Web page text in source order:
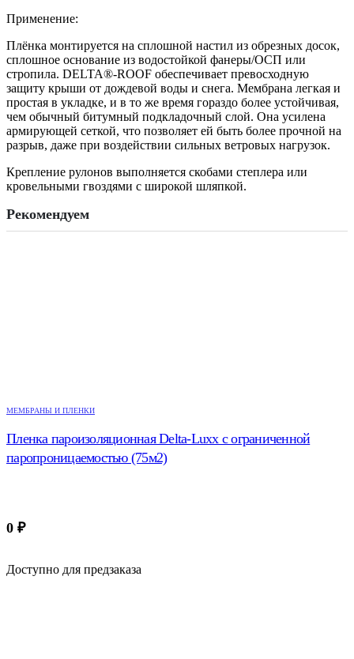
Применение:
Плёнка монтируется на сплошной настил из обрезных досок,
сплошное основание из водостойкой фанеры/ОСП или
стропила. DELTA®-ROOF обеспечивает превосходную
защиту крыши от дождевой воды и снега. Мембрана легкая и
простая в укладке, и в то же время гораздо более устойчивая,
чем обычный битумный подкладочный слой. Она усилена
армирующей сеткой, что позволяет ей быть более прочной на
разрыв, даже при воздействии сильных ветровых нагрузок.
Крепление рулонов выполняется скобами степлера или
кровельными гвоздями с широкой шляпкой.
Рекомендуем
МЕМБРАНЫ И ПЛЕНКИ
Пленка пароизоляционная Delta-Luxx с ограниченной
паропроницаемостью (75м2)
0 ₽
Доступно для предзаказа